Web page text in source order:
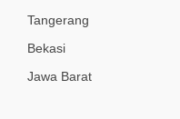
Tangerang
Bekasi
Jawa Barat